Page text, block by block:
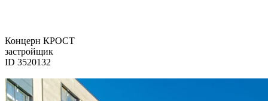
Концерн КРОСТ
застройщик
ID 3520132